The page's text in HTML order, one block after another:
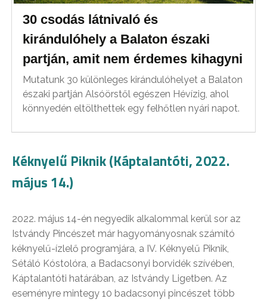
30 csodás látnivaló és
kirándulóhely a Balaton északi
partján, amit nem érdemes kihagyni
Mutatunk 30 különleges kirándulóhelyet a Balaton
északi partján Alsóörstől egészen Hévízig, ahol
könnyedén eltölthettek egy felhőtlen nyári napot.
Kéknyelű Piknik (Káptalantóti, 2022.
május 14.)
2022. május 14-én negyedik alkalommal kerül sor az
Istvándy Pincészet már hagyományosnak számító
kéknyelű-ízlelő programjára, a IV. Kéknyelű Piknik,
Sétáló Kóstolóra, a Badacsonyi borvidék szívében,
Káptalantóti határában, az Istvándy Ligetben. Az
eseményre mintegy 10 badacsonyi pincészet több